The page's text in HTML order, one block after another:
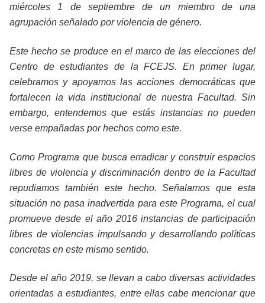
miércoles 1 de septiembre de un miembro de una
agrupación señalado por violencia de género.
Este hecho se produce en el marco de las elecciones del
Centro de estudiantes de la FCEJS. En primer lugar,
celebramos y apoyamos las acciones democráticas que
fortalecen la vida institucional de nuestra Facultad. Sin
embargo, entendemos que estás instancias no pueden
verse empañadas por hechos como este.
Como Programa que busca erradicar y construir espacios
libres de violencia y discriminación dentro de la Facultad
repudiamos también este hecho. Señalamos que esta
situación no pasa inadvertida para este Programa, el cual
promueve desde el año 2016 instancias de participación
libres de violencias impulsando y desarrollando políticas
concretas en este mismo sentido.
Desde el año 2019, se llevan a cabo diversas actividades
orientadas a estudiantes, entre ellas cabe mencionar que